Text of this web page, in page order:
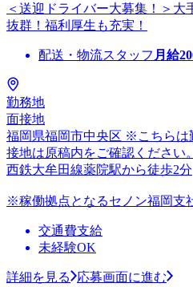
＜送迎ドライバー大募集！＞
抜群！福利厚生も充実！
配送・物流スタッフ 月給
勤務地
面接地
福岡県福岡市中央区 ※こちらは
接地は原稿内をご確認ください。
西鉄大牟田線薬院駅から徒歩2分
※稼働拠点となるセノン福岡支
交通費支給
未経験OK
詳細を見る
応募画面に進む